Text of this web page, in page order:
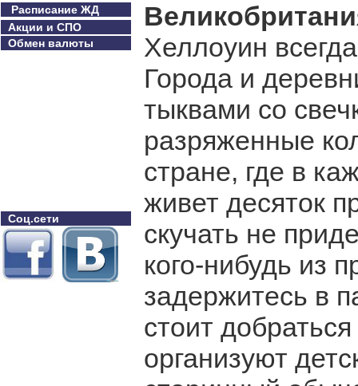
Расписание ЖД
Акции и СПО
Обмен валюты
Соц.сети
Хеллоуин
Города и
тыквами со
разряженные
стране, где в
живет десяток
скучать не
кого-нибудь из
задержитесь в
стоит
организуют